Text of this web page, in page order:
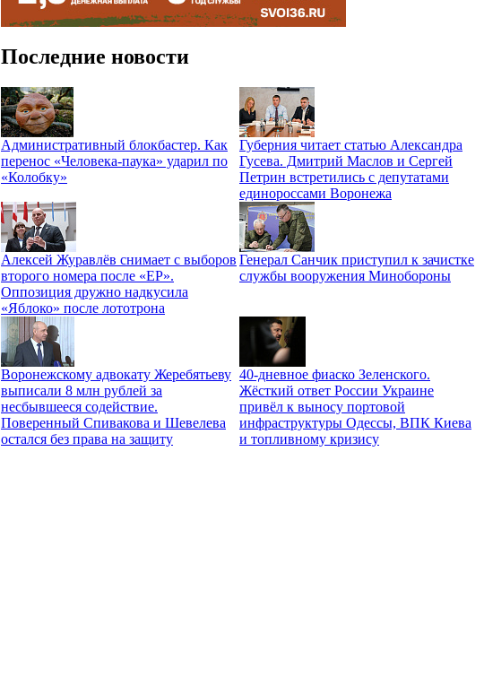
Последние новости
Административный блокбастер. Как
перенос «Человека-паука» ударил по
«Колобку»
Губерния читает статью Александра
Гусева. Дмитрий Маслов и Сергей
Петрин встретились с депутатами
единороссами Воронежа
Алексей Журавлёв снимает с выборов
второго номера после «ЕР».
Оппозиция дружно надкусила
«Яблоко» после лототрона
Генерал Санчик приступил к зачистке
службы вооружения Минобороны
Воронежскому адвокату Жеребятьеву
выписали 8 млн рублей за
несбывшееся содействие.
Поверенный Спивакова и Шевелева
остался без права на защиту
40-дневное фиаско Зеленского.
Жёсткий ответ России Украине
привёл к выносу портовой
инфраструктуры Одессы, ВПК Киева
и топливному кризису